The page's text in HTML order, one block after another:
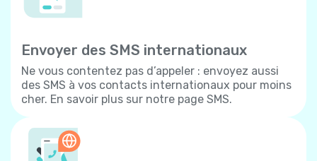
Envoyer des SMS internationaux
Ne vous contentez pas d’appeler : envoyez aussi
des SMS à vos contacts internationaux pour moins
cher. En savoir plus sur notre page SMS.